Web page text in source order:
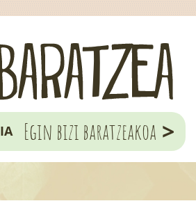
Egin bizi baratzeakoa >